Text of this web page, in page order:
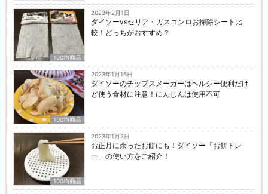
100均商品
2023年2月1日
ダイソーvsセリア・ガスコンロお掃除シート比
較！どっちがおすすめ？
100均商品
2023年1月16日
ダイソーのチップスメーカーはヘルシー便利だけ
ど使う食材に注意！にんじんは使用不可
100均商品
2023年1月2日
お正月に余ったお餅にも！ダイソー「お餅トレ
ー」の使い方をご紹介！